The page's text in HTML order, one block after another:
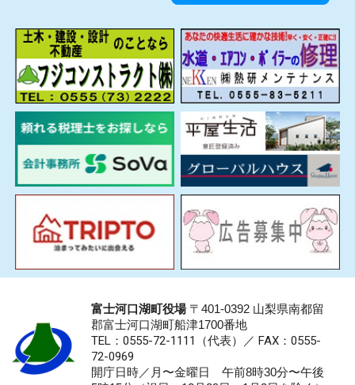
富士河口湖町役場〒401-0392 山梨県南都留
郡富士河口湖町船津1700番地
TEL：0555-72-1111 （代表）／ FAX：0555-
72-0969
開庁日時／月〜金曜日 午前8時30分〜午後